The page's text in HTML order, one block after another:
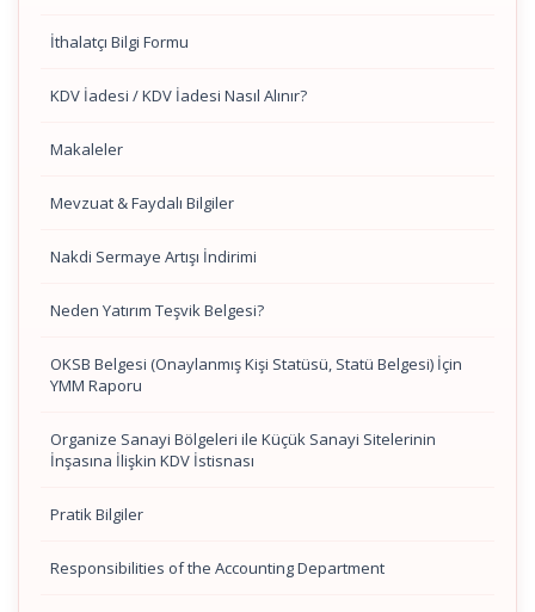
İthalatçı Bilgi Formu
KDV İadesi / KDV İadesi Nasıl Alınır?
Makaleler
Mevzuat & Faydalı Bilgiler
Nakdi Sermaye Artışı İndirimi
Neden Yatırım Teşvik Belgesi?
OKSB Belgesi (Onaylanmış Kişi Statüsü, Statü Belgesi) İçin
YMM Raporu
Organize Sanayi Bölgeleri ile Küçük Sanayi Sitelerinin
İnşasına İlişkin KDV İstisnası
Pratik Bilgiler
Responsibilities of the Accounting Department